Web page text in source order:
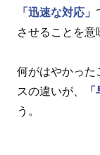
「迅速な対応」
させることを意
何がはやかった
スの違いが、
う。